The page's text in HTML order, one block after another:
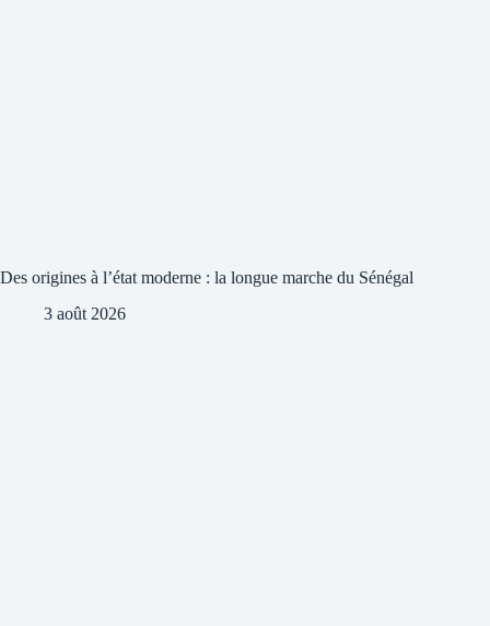
Des origines à l’état moderne : la longue marche du Sénégal
3 août 2026